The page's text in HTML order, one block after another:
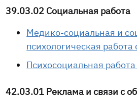
39.03.02 Социальная работа
Медико-социальная и
психологическая
Психосоциальная
42.03.01 Реклама и связи с